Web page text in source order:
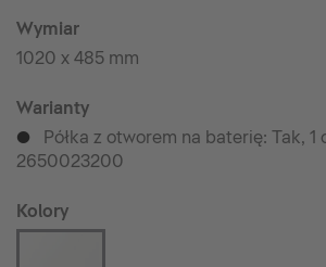
Wymiar
1020 x 485 mm
Warianty
p
Półka z otworem na baterię: Tak,
2650023200
Kolory